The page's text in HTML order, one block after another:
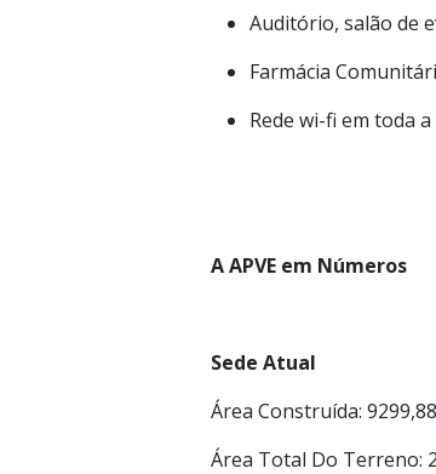
Auditório, salão de
Farmácia
Rede wi-fi em toda a
A APVE em Números
Sede Atual
Área Construída:
Área Total Do Terreno: